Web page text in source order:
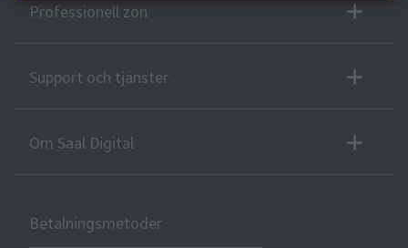
Professionell zon
Support och tjänster
Om Saal Digital
Betalningsmetoder